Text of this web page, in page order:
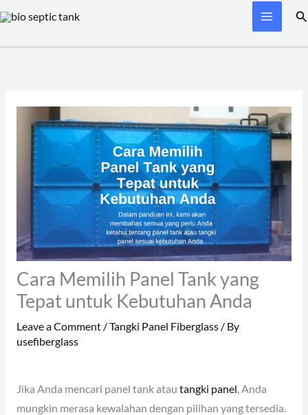
Skip
content
Cara Memilih Panel Tank yang
Tepat untuk Kebutuhan Anda
Leave a Comment /Tangki Panel Fiberglass/ By
usefiberglass
Jika Anda mencari panel tank atau tangki panel, Anda
mungkin merasa kewalahan dengan pilihan yang tersedia.